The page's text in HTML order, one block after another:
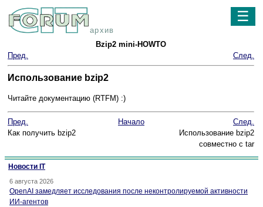
архив
☰
Bzip2 mini-HOWTO
Пред.
След.
Использование bzip2
Читайте документацию (RTFM) :)
Пред. Начало
След.
Как получить bzip2
Использование bzip2
совместно с tar
Новости IT
6 августа 2026
OpenAI замедляет исследования после неконтролируемой активности
ИИ-агентов